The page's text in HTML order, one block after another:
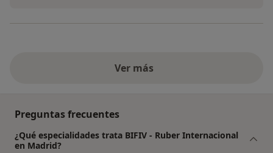
Ver más
Preguntas frecuentes
¿Qué especialidades trata BIFIV - Ruber Internacional
en Madrid?